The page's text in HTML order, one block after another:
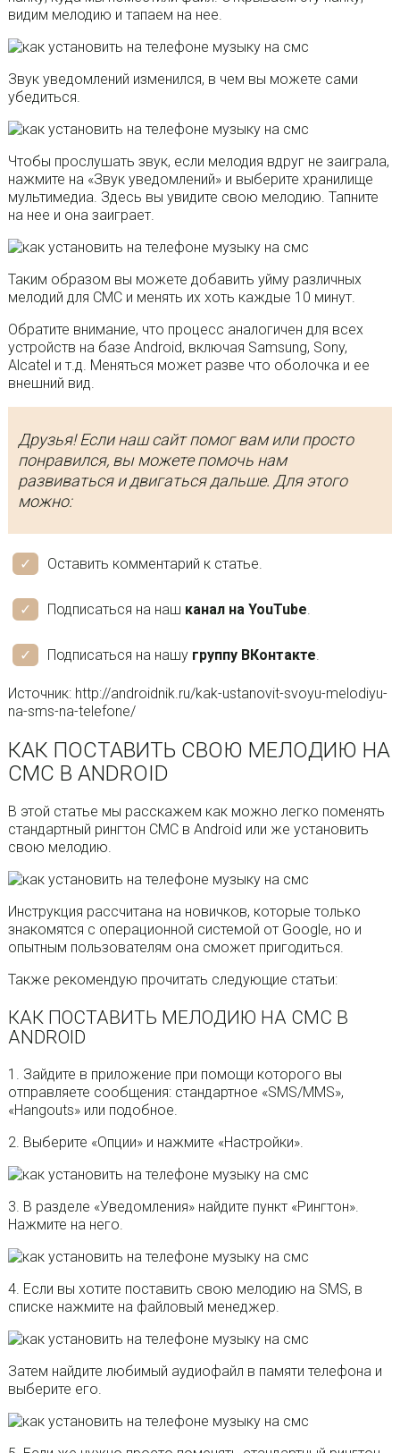
видим мелодию и тапаем на нее.
Звук уведомлений изменился, в чем вы можете сами
убедиться.
Чтобы прослушать звук, если мелодия вдруг не заиграла,
нажмите на «Звук уведомлений» и выберите хранилище
мультимедиа. Здесь вы увидите свою мелодию. Тапните
на нее и она заиграет.
Таким образом вы можете добавить уйму различных
мелодий для СМС и менять их хоть каждые 10 минут.
Обратите внимание, что процесс аналогичен для всех
устройств на базе Android, включая Samsung, Sony,
Alcatel и т.д. Меняться может разве что оболочка и ее
внешний вид.
Друзья! Если наш сайт помог вам или просто
понравился, вы можете помочь нам
развиваться и двигаться дальше. Для этого
можно:
Оставить комментарий к статье.
Подписаться на наш канал на YouTube.
Подписаться на нашу группу ВКонтакте.
Источник: http://androidnik.ru/kak-ustanovit-svoyu-melodiyu-
na-sms-na-telefone/
КАК ПОСТАВИТЬ СВОЮ МЕЛОДИЮ НА
СМС В ANDROID
В этой статье мы расскажем как можно легко поменять
стандартный рингтон СМС в Android или же установить
свою мелодию.
Инструкция рассчитана на новичков, которые только
знакомятся с операционной системой от Google, но и
опытным пользователям она сможет пригодиться.
Также рекомендую прочитать следующие статьи:
КАК ПОСТАВИТЬ МЕЛОДИЮ НА СМС В
ANDROID
1. Зайдите в приложение при помощи которого вы
отправляете сообщения: стандартное «SMS/MMS»,
«Hangouts» или подобное.
2. Выберите «Опции» и нажмите «Настройки».
3. В разделе «Уведомления» найдите пункт «Рингтон».
Нажмите на него.
4. Если вы хотите поставить свою мелодию на SMS, в
списке нажмите на файловый менеджер.
Затем найдите любимый аудиофайл в памяти телефона и
выберите его.